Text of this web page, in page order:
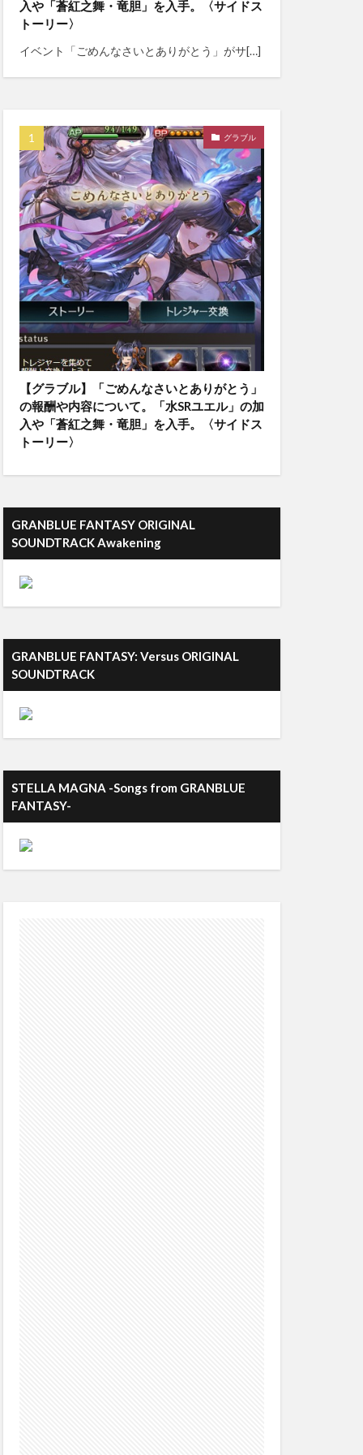
入や「蒼紅之舞・竜胆」を入手。〈サイドス
トーリー〉
イベント「ごめんなさいとありがとう」がサ[…]
グラブル
【グラブル】「ごめんなさいとありがとう」
の報酬や内容について。「水SRユエル」の加
入や「蒼紅之舞・竜胆」を入手。〈サイドス
トーリー〉
GRANBLUE FANTASY ORIGINAL
SOUNDTRACK Awakening
GRANBLUE FANTASY: Versus ORIGINAL
SOUNDTRACK
STELLA MAGNA -Songs from GRANBLUE
FANTASY-